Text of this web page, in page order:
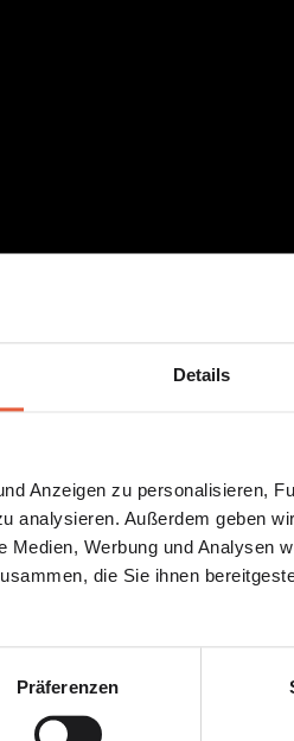
Details
Anzeigen zu personalisieren,
analysieren. Außerdem geben
Medien, Werbung und Analysen
die Sie ihnen
Präferenzen